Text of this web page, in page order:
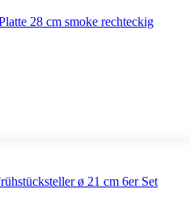
28 cm smoke rechteckig
ø 21 cm 6er Set